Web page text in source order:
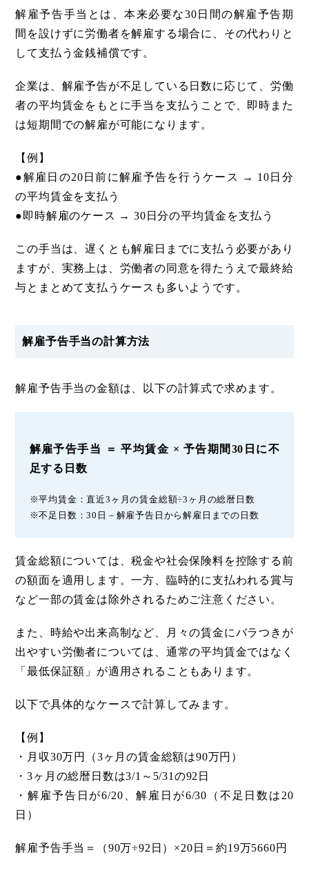
解雇予告手当とは、本来必要な30日間の解雇予告期
間を設けずに労働者を解雇する場合に、その代わりと
して支払う金銭補償です。
企業は、解雇予告が不足している日数に応じて、労働
者の平均賃金をもとに手当を支払うことで、即時また
は短期間での解雇が可能になります。
【例】
●解雇日の20日前に解雇予告を行うケース → 10日分
の平均賃金を支払う
●即時解雇のケース → 30日分の平均賃金を支払う
この手当は、遅くとも解雇日までに支払う必要があり
ますが、実務上は、労働者の同意を得たうえで最終給
与とまとめて支払うケースも多いようです。
解雇予告手当の計算方法
解雇予告手当の金額は、以下の計算式で求めます。
解雇予告手当 ＝ 平均賃金 × 予告期間30日に不
足する日数
※平均賃金：直近3ヶ月の賃金総額÷3ヶ月の総暦日数
※不足日数：30日－解雇予告日から解雇日までの日数
賃金総額については、税金や社会保険料を控除する前
の額面を適用します。一方、臨時的に支払われる賞与
など一部の賃金は除外されるためご注意ください。
また、時給や出来高制など、月々の賃金にバラつきが
出やすい労働者については、通常の平均賃金ではなく
「最低保証額」が適用されることもあります。
以下で具体的なケースで計算してみます。
【例】
・月収30万円（3ヶ月の賃金総額は90万円）
・3ヶ月の総暦日数は3/1～5/31の92日
・解雇予告日が6/20、解雇日が6/30（不足日数は20
日）
解雇予告手当＝（90万÷92日）×20日＝約19万5660円